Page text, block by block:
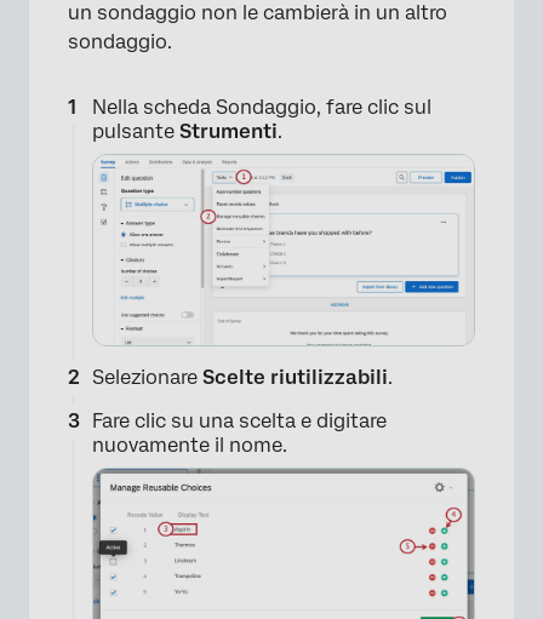
un sondaggio non le cambierà in un altro
sondaggio.
Nella scheda Sondaggio, fare clic sul
pulsante Strumenti.
Selezionare Scelte riutilizzabili.
Fare clic su una scelta e digitare
nuovamente il nome.